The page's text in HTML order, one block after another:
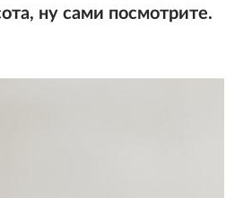
ну сами посмотрите.